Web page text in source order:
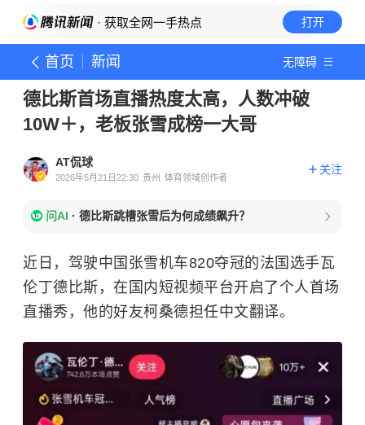
· 获取全网一手热点 打开
首页 新闻 无障碍
德比斯首场直播热度太高，人数冲破
10W＋，老板张雪成榜一大哥
AT侃球
2026年5月21日22:30 贵州 体育领域创作者
关注
问AI · 德比斯跳槽张雪后为何成绩飙升？
近日，驾驶中国张雪机车820夺冠的法国选手瓦
伦丁德比斯，在国内短视频平台开启了个人首场
直播秀，他的好友柯桑德担任中文翻译。